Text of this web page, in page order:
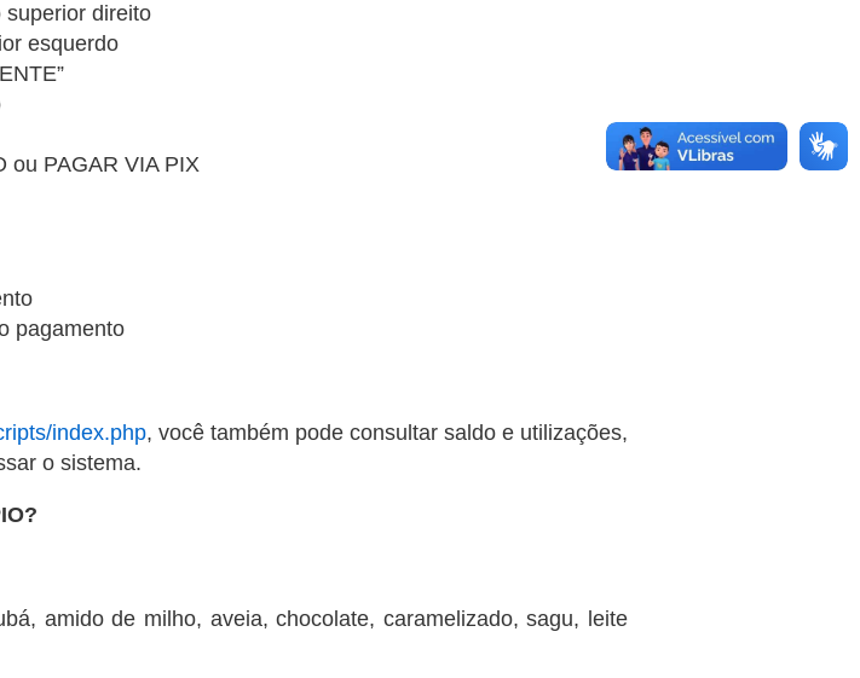
superior direito
esquerdo
ou PAGAR VIA PIX
pagamento
index.php, você também pode consultar saldo e utilizações,
o sistema.
amido de milho, aveia, chocolate, caramelizado, sagu, leite